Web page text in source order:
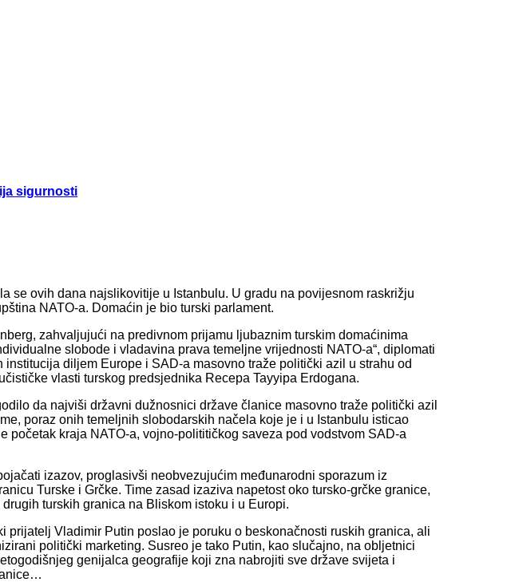
sigurnosti
se ovih dana najslikovitije u Istanbulu. U gradu na povijesnom raskrižju
NATO-a. Domaćin je bio turski parlament.
zahvaljujući na predivnom prijamu ljubaznim turskim domaćinima
slobode i vladavina prava temeljne vrijednosti NATO-a“, diplomati
diljem Europe i SAD-a masovno traže politički azil u strahu od
vlasti turskog predsjednika Recepa Tayyipa Erdogana.
da najviši državni dužnosnici države članice masovno traže politički azil
poraz onih temeljnih slobodarskih načela koje je i u Istanbulu isticao
početak kraja NATO-a, vojno-polititičkog saveza pod vodstvom SAD-a
izazov, proglasivši neobvezujućim međunarodni sporazum iz
Turske i Grčke. Time zasad izaziva napetost oko tursko-grčke granice,
turskih granica na Bliskom istoku i u Europi.
prijatelj Vladimir Putin poslao je poruku o beskonačnosti ruskih granica, ali
politički marketing. Susreo je tako Putin, kao slučajno, na obljetnici
genijalca geografije koji zna nabrojiti sve države svijeta i